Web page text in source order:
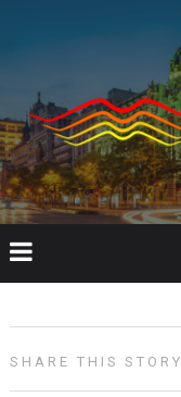
SHARE THIS STORY